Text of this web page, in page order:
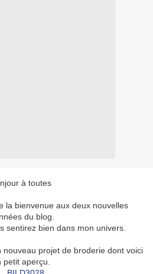
à toutes
la bienvenue aux deux nouvelles
du blog.
sentirez bien dans mon univers.
projet de broderie dont voici
petit aperçu.